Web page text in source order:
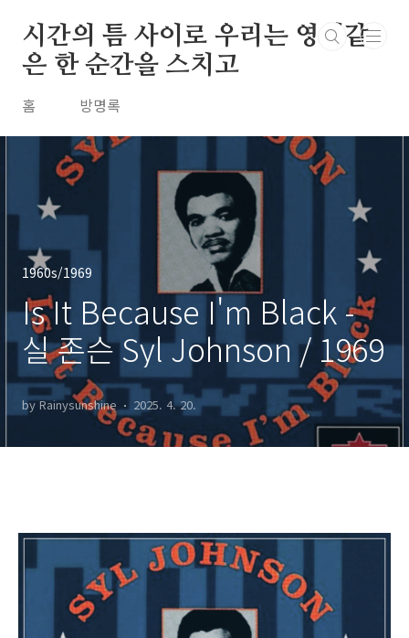
시간의 틈 사이로 우리는 영원같
은 한 순간을 스치고
홈 방명록
1960s/1969
Is It Because I'm Black -
실 존슨 Syl Johnson / 1969
by Rainysunshine 2025. 4. 20.